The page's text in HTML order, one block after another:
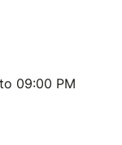
09:00 PM